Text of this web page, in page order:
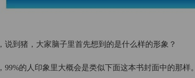
说到猪，大家脑子里首先想到的是什么样的形象？
99%的人印象里大概会是类似下面这本书封面中的那样。